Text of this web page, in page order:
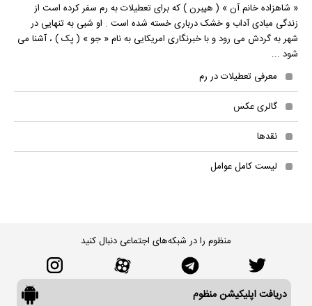
« شاهزاده ‏خانم آن » ( هپبرن ) که برای تعطیلات به رم سفر کرده است از
زندگی مبادی آداب و خشک درباری خسته شده است . او شبی به تنهایی در
شهر به گردش می‏ رود و با خبرنگاری امریکایی به نام « جو » ( پک ) ، آشنا می
‏شود ...
معرفی تعطیلات در رم
گالری عکس
نقدها
لیست کامل عوامل
منظوم را در شبکه‌های اجتماعی دنبال کنید
دریافت اپلیکیشن منظوم